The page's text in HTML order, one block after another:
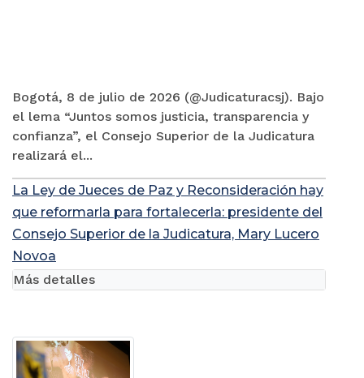
Bogotá, 8 de julio de 2026 (@Judicaturacsj). Bajo
el lema “Juntos somos justicia, transparencia y
confianza”, el Consejo Superior de la Judicatura
realizará el...
La Ley de Jueces de Paz y Reconsideración hay
que reformarla para fortalecerla: presidente del
Consejo Superior de la Judicatura, Mary Lucero
Novoa
Más detalles